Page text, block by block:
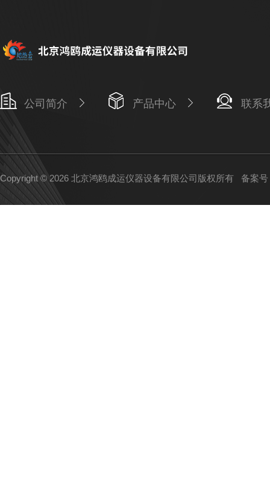
公司简介 产品中心 联系
Copyright © 2026 北京鸿鸥成运仪器设备有限公司版权所有 备案号